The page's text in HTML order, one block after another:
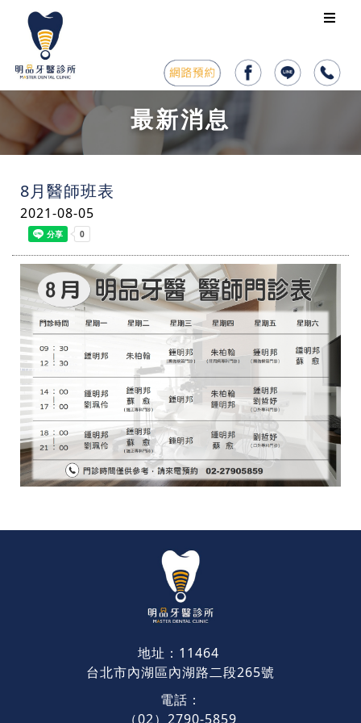
最新消息
8月醫師班表
2021-08-05
地址：11464
台北市內湖區內湖路二段265號
電話：
（02）2790-5859